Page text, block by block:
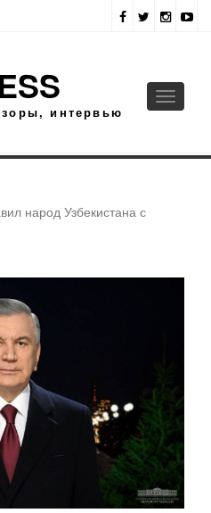
интервью
Toggle
народ Узбекистана с